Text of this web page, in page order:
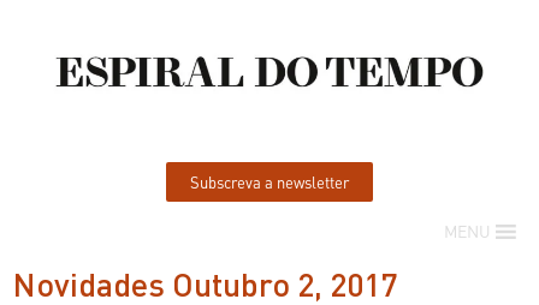
Subscreva a newsletter
MENU
Novidades Outubro 2, 2017